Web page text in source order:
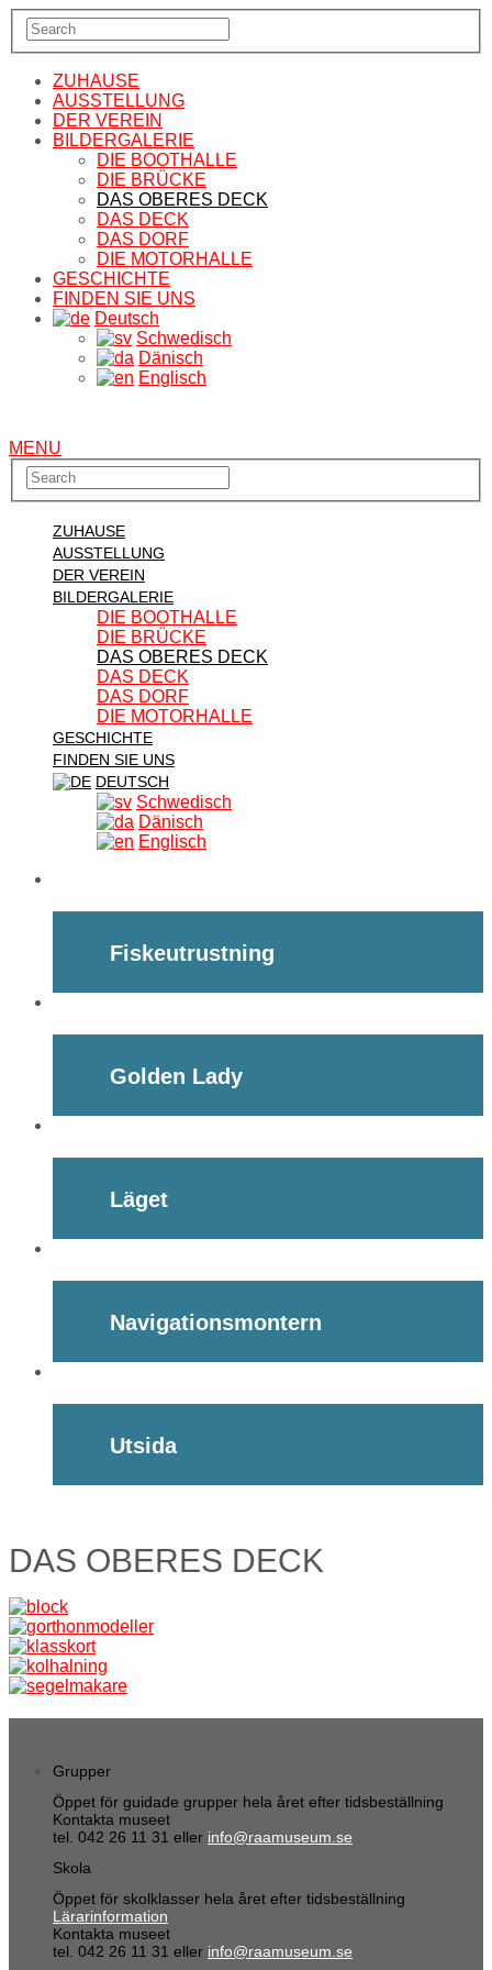
ZUHAUSE
AUSSTELLUNG
DER VEREIN
BILDERGALERIE
DIE BOOTHALLE
DIE BRÜCKE
DAS OBERES DECK
DAS DECK
DAS DORF
DIE MOTORHALLE
GESCHICHTE
FINDEN SIE UNS
Deutsch
Schwedisch
Dänisch
Englisch
MENU
ZUHAUSE
AUSSTELLUNG
DER VEREIN
BILDERGALERIE
DIE BOOTHALLE
DIE BRÜCKE
DAS OBERES DECK
DAS DECK
DAS DORF
DIE MOTORHALLE
GESCHICHTE
FINDEN SIE UNS
DEUTSCH
Schwedisch
Dänisch
Englisch
Fiskeutrustning
Golden Lady
Läget
Navigationsmontern
Utsida
DAS OBERES DECK
Grupper
Öppet för guidade grupper hela året efter tidsbeställning
Kontakta museet
tel. 042 26 11 31 eller info@raamuseum.se
Skola
Öppet för skolklasser hela året efter tidsbeställning
Lärarinformation
Kontakta museet
tel. 042 26 11 31 eller info@raamuseum.se